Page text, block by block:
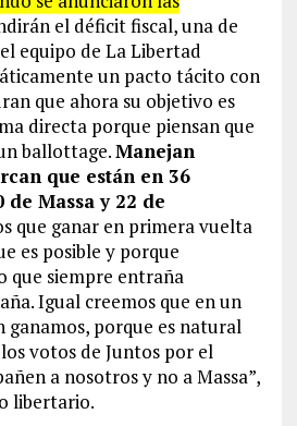
el déficit fiscal, una de
el equipo de La Libertad
un pacto tácito con
que ahora su objetivo es
directa porque piensan que
ballottage.Manejan
que están en 36
Massa y 22 de
que ganar en primera vuelta
es posible y porque
que siempre entraña
Igual creemos que en un
porque es natural
votos de Juntos por el
a nosotros y no a Massa”,
libertario.